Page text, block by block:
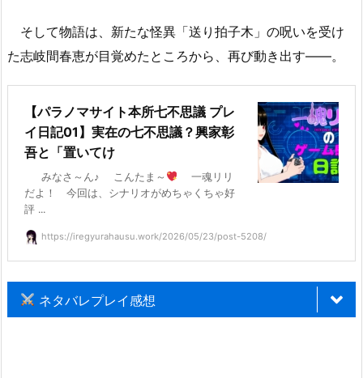
そして物語は、新たな怪異「送り拍子木」の呪いを受け
た志岐間春恵が目覚めたところから、再び動き出す――。
【パラノマサイト本所七不思議 プレ
イ日記01】実在の七不思議？興家彰
吾と「置いてけ
みなさ～ん♪ こんたま～
一魂リリ
だよ！ 今回は、シナリオがめちゃくちゃ好
評 ...
https://iregyurahausu.work/2026/05/23/post-5208/
ネタバレプレイ感想